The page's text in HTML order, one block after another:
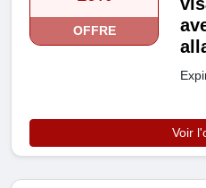
OFFRE
Voir